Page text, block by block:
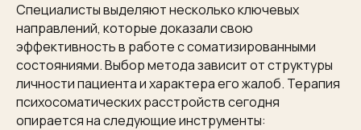
Специалисты выделяют несколько ключевых
направлений, которые доказали свою
эффективность в работе с соматизированными
состояниями. Выбор метода зависит от структуры
личности пациента и характера его жалоб. Терапия
психосоматических расстройств сегодня
опирается на следующие инструменты: